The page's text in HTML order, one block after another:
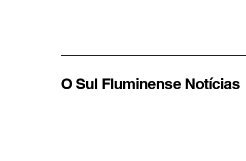
O Sul Fluminense Notícias